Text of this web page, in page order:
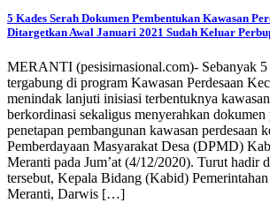
5 Kades Serah Dokumen Pembentukan Kawasan
Ditargetkan Awal Januari 2021 Sudah Keluar
MERANTI (pesisirnasional.com)- Sebanyak 5
tergabung di program Kawasan Perdesaan
menindak lanjuti inisiasi terbentuknya
berkordinasi sekaligus menyerahkan dokumen
penetapan pembangunan kawasan perdesaan
Pemberdayaan Masyarakat Desa (DPMD)
Meranti pada Jum’at (4/12/2020). Turut hadir
tersebut, Kepala Bidang (Kabid)
Meranti, Darwis […]